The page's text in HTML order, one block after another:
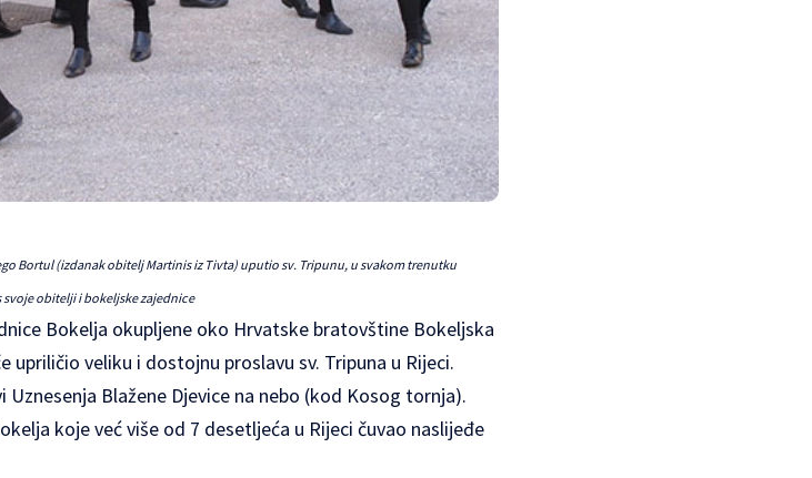
Bortul (izdanak obitelj Martinis iz Tivta) uputio sv. Tripunu, u svakom trenutku
svoje obitelji i bokeljske zajednice
Bokelja okupljene oko Hrvatske bratovštine Bokeljska
upriličio veliku i dostojnu proslavu sv. Tripuna u Rijeci.
Blažene Djevice na nebo (kod Kosog tornja).
koje već više od 7 desetljeća u Rijeci čuvao naslijeđe